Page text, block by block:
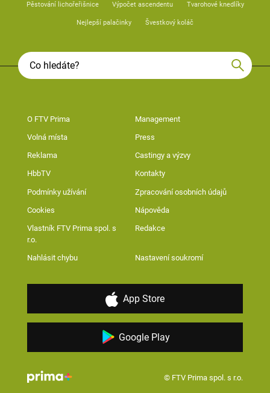
Pěstování lichořeřišnice Výpočet ascendentu Tvarohové knedlíky
Nejlepší palačinky Švestkový koláč
O FTV Prima Management
Volná místa Press
Reklama Castingy a výzvy
HbbTV Kontakty
Podmínky užívání Zpracování osobních údajů
Cookies Nápověda
Vlastník FTV Prima spol. s
r.o.
Redakce
Nahlásit chybu Nastavení soukromí
App Store
Google Play
© FTV Prima spol. s r.o.